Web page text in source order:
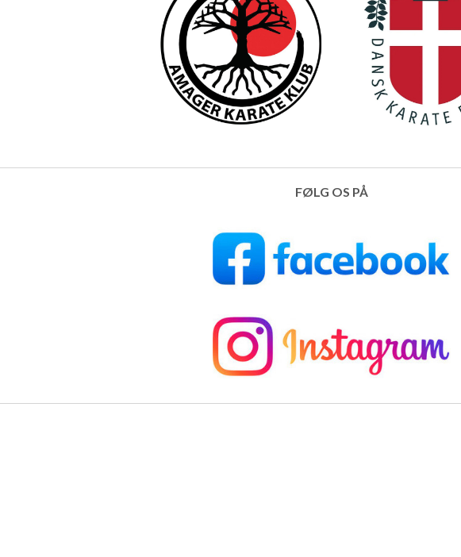
FØLG OS PÅ